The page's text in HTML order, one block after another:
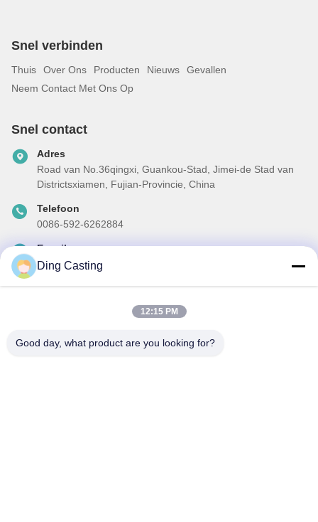
Snel verbinden
Thuis Over Ons Producten Nieuws
Gevallen
Neem Contact Met Ons Op
Snel contact
Adres
Road van No.36qingxi, Guankou-Stad, Jimei-de Stad van
Districtsxiamen, Fujian-Provincie, China
Telefoon
0086-592-6262884
E-mail
dzivy@idzxm.cn
Abonneer u op onze nieuwsbrief voor kortingen en meer.
Ding Casting
12:15 PM
Good day, what product are you looking for?